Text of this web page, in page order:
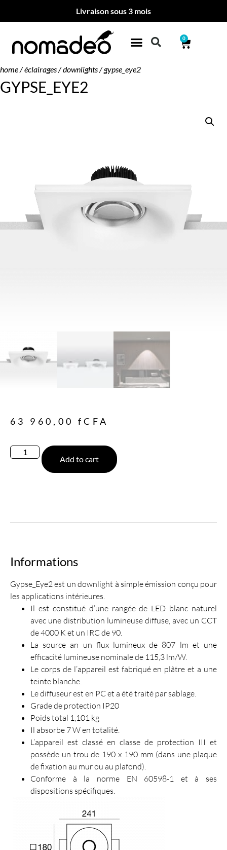
Livraison sous 3 mois
0
home/éclairages/downlights/ gypse_eye2
GYPSE_EYE2
63 960,00 fCFA
Add to cart
Informations
Gypse_Eye2 est un downlight à simple émission conçu pour
les applications intérieures.
Il est constitué d’une rangée de LED blanc naturel
avec une distribution lumineuse diffuse, avec un CCT
de 4000 K et un IRC de 90.
La source an un flux lumineux de 807 lm et une
efficacité lumineuse nominale de 115,3 lm/W.
Le corps de l’appareil est fabriqué en plâtre et a une
teinte blanche.
Le diffuseur est en PC et a été traité par sablage.
Grade de protection IP20
Poids total 1,101 kg
Il absorbe 7 W en totalité.
L’appareil est classé en classe de protection III et
possède un trou de 190 x 190 mm (dans une plaque
de fixation au mur ou au plafond).
Conforme à la norme EN 60598-1 et à ses
dispositions spécifiques.